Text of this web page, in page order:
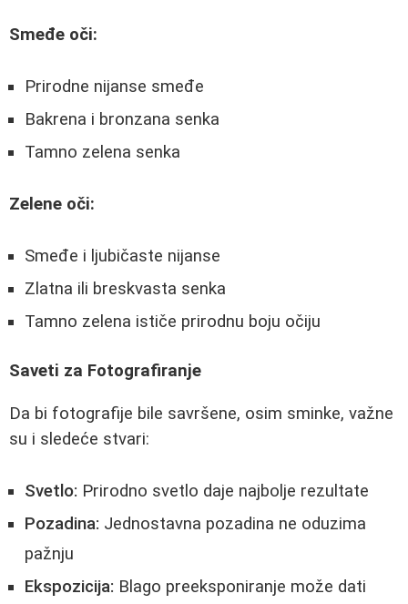
Smeđe oči:
Prirodne nijanse smeđe
Bakrena i bronzana senka
Tamno zelena senka
Zelene oči:
Smeđe i ljubičaste nijanse
Zlatna ili breskvasta senka
Tamno zelena ističe prirodnu boju očiju
Saveti za Fotografiranje
Da bi fotografije bile savršene, osim sminke, važne
su i sledeće stvari:
Svetlo: Prirodno svetlo daje najbolje rezultate
Pozadina: Jednostavna pozadina ne oduzima
pažnju
Ekspozicija: Blago preeksponiranje može dati